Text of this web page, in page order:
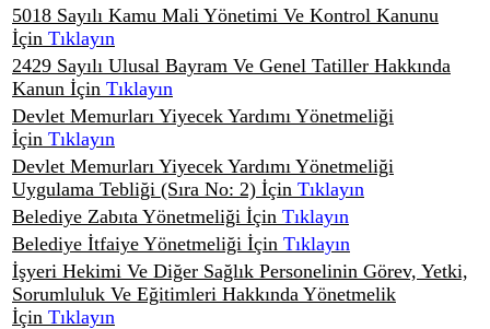
5018 Sayılı Kamu Mali Yönetimi Ve Kontrol Kanunu
İçin Tıklayın
2429 Sayılı Ulusal Bayram Ve Genel Tatiller Hakkında
Kanun İçin Tıklayın
Devlet Memurları Yiyecek Yardımı Yönetmeliği
İçin Tıklayın
Devlet Memurları Yiyecek Yardımı Yönetmeliği
Uygulama Tebliği (Sıra No: 2) İçin Tıklayın
Belediye Zabıta Yönetmeliği İçin Tıklayın
Belediye İtfaiye Yönetmeliği İçin Tıklayın
İşyeri Hekimi Ve Diğer Sağlık Personelinin Görev, Yetki,
Sorumluluk Ve Eğitimleri Hakkında Yönetmelik
İçin Tıklayın